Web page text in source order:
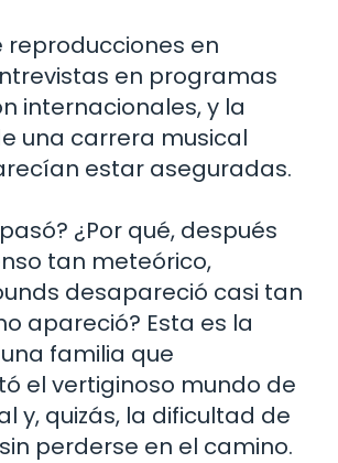
reproducciones en
en programas
internacionales, y la
una carrera musical
estar aseguradas.
¿Por qué, después
tan meteórico,
desapareció casi tan
apareció? Esta es la
familia que
el vertiginoso mundo de
y, quizás, la dificultad de
perderse en el camino.